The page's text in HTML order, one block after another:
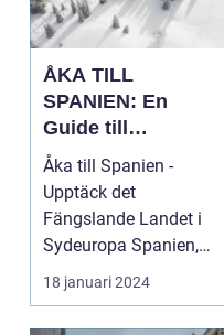
ÅKA TILL
SPANIEN: En
Guide till
Spännande
Resmål och
Resetyper
Åka till Spanien -
Upptäck det
Fängslande Landet i
Sydeuropa Spanien,
beläget i sydvästra
Europa på...
18 januari 2024